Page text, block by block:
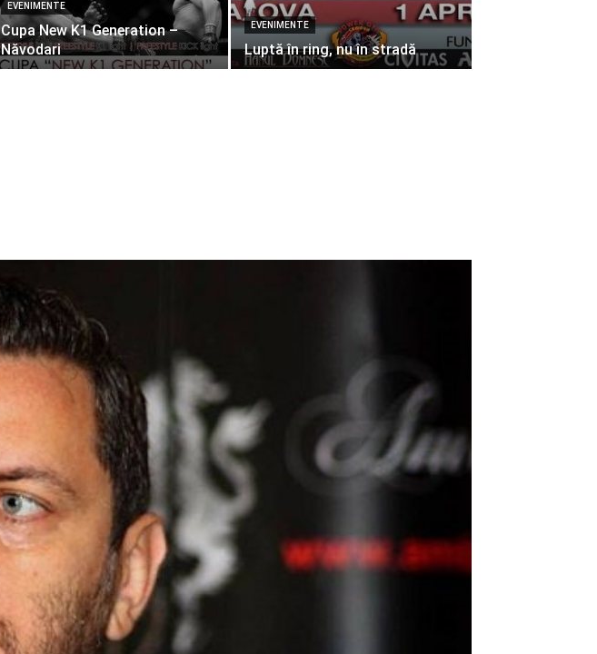
EVENIMENTE
Cupa New K1 Generation –
Năvodari
EVENIMENTE
Luptă în ring, nu în stradă